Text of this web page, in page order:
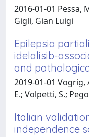
2016-01-01 Pessa,
Gigli, Gian Luigi
Epilepsia
idelalisib-
and
2019-01-01 Vogrig,
E.; Volpetti, S.;
Italian
independence